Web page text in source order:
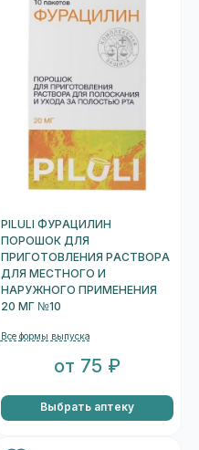
PILULI ФУРАЦИЛИН
ПОРОШОК ДЛЯ
ПРИГОТОВЛЕНИЯ РАСТВОРА
ДЛЯ МЕСТНОГО И
НАРУЖНОГО ПРИМЕНЕНИЯ
20 МГ №10
Все формы выпуска
от 75 ₽
Выбрать аптеку